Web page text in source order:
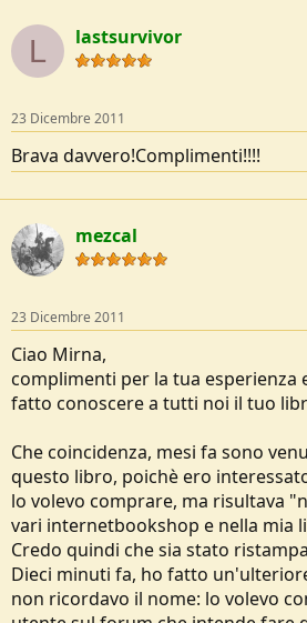
L lastsurvivor
23 Dicembre 2011
Brava davvero!Complimenti!!!!
mezcal
23 Dicembre 2011
Ciao Mirna,
complimenti per la tua esperienza
fatto conoscere a tutti noi il tuo
Che coincidenza, mesi fa sono
questo libro, poichè ero
lo volevo comprare, ma risultava
vari internetbookshop e nella mia
Credo quindi che sia stato
Dieci minuti fa, ho fatto
non ricordavo il nome: lo volevo